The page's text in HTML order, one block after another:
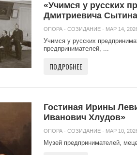
«Учимся у русских
Дмитриевича
ОПОРА - СОЗИДАНИЕ · МАР 14,
Учимся у русских
предпринимателей, ...
ПОДРОБНЕЕ
Гостиная Ирины
Иванович Хлудов»
ОПОРА - СОЗИДАНИЕ · МАР 10,
Музей предпринимателей,